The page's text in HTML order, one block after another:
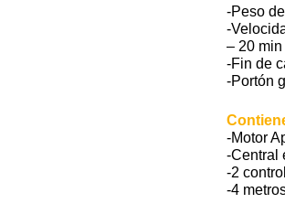
-Peso
-
– 20
-Fin de
-Portón
-Motor
-Central
-2
-4